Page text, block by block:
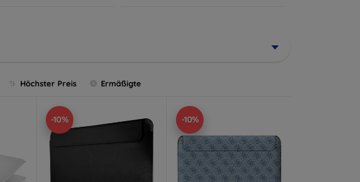
Höchster Preis Ermäßigte
-10% -10%